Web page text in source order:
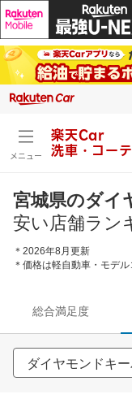
メニュー
楽天Car
洗車・コー
宮城県のダイ
安い店舗ラン
＊2026年8月更新
＊価格は軽自動車・モデ
総合満足度